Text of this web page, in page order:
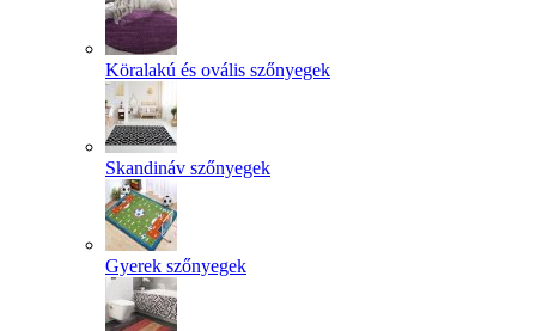
Köralakú és ovális szőnyegek
Skandináv szőnyegek
Gyerek szőnyegek